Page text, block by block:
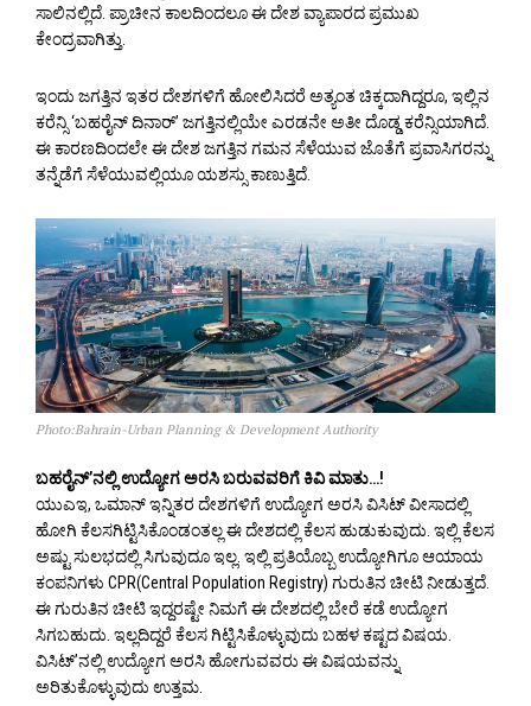
ಸಾಲಿನಲ್ಲಿದೆ. ಪ್ರಾಚೀನ ಕಾಲದಿಂದಲೂ ಈ ದೇಶ ವ್ಯಾಪಾರದ ಪ್ರಮುಖ
ಕೇಂದ್ರವಾಗಿತ್ತು.
ಇಂದು ಜಗತ್ತಿನ ಇತರ ದೇಶಗಳಿಗೆ ಹೋಲಿಸಿದರೆ ಅತ್ಯಂತ ಚಿಕ್ಕದಾಗಿದ್ದರೂ, ಇಲ್ಲಿನ
ಕರೆನ್ಸಿ ‘ಬಹರೈನ್ ದಿನಾರ್’ ಜಗತ್ತಿನಲ್ಲಿಯೇ ಎರಡನೇ ಅತೀ ದೊಡ್ಡ ಕರೆನ್ಸಿಯಾಗಿದೆ.
ಈ ಕಾರಣದಿಂದಲೇ ಈ ದೇಶ ಜಗತ್ತಿನ ಗಮನ ಸೆಳೆಯುವ ಜೊತೆಗೆ ಪ್ರವಾಸಿಗರನ್ನು
ತನ್ನೆಡೆಗೆ ಸೆಳೆಯುವಲ್ಲಿಯೂ ಯಶಸ್ಸು ಕಾಣುತ್ತಿದೆ.
Photo:Bahrain-Urban Planning & Development Authority
ಬಹರೈನ್’ನಲ್ಲಿ ಉದ್ಯೋಗ ಅರಸಿ ಬರುವವರಿಗೆ ಕಿವಿ ಮಾತು…!
ಯುಎಇ, ಒಮಾನ್ ಇನ್ನಿತರ ದೇಶಗಳಿಗೆ ಉದ್ಯೋಗ ಅರಸಿ ವಿಸಿಟ್ ವೀಸಾದಲ್ಲಿ
ಹೋಗಿ ಕೆಲಸಗಿಟ್ಟಿಸಿಕೊಂಡಂತಲ್ಲ ಈ ದೇಶದಲ್ಲಿ ಕೆಲಸ ಹುಡುಕುವುದು. ಇಲ್ಲಿ ಕೆಲಸ
ಅಷ್ಟು ಸುಲಭದಲ್ಲಿ ಸಿಗುವುದೂ ಇಲ್ಲ. ಇಲ್ಲಿ ಪ್ರತಿಯೊಬ್ಬ ಉದ್ಯೋಗಿಗೂ ಆಯಾಯ
ಕಂಪನಿಗಳು CPR(Central Population Registry) ಗುರುತಿನ ಚೀಟಿ ನೀಡುತ್ತದೆ.
ಈ ಗುರುತಿನ ಚೀಟಿ ಇದ್ದರಷ್ಟೇ ನಿಮಗೆ ಈ ದೇಶದಲ್ಲಿ ಬೇರೆ ಕಡೆ ಉದ್ಯೋಗ
ಸಿಗಬಹುದು. ಇಲ್ಲದಿದ್ದರೆ ಕೆಲಸ ಗಿಟ್ಟಿಸಿಕೊಳ್ಳುವುದು ಬಹಳ ಕಷ್ಟದ ವಿಷಯ.
ವಿಸಿಟ್’ನಲ್ಲಿ ಉದ್ಯೋಗ ಅರಸಿ ಹೋಗುವವರು ಈ ವಿಷಯವನ್ನು
ಅರಿತುಕೊಳ್ಳುವುದು ಉತ್ತಮ.